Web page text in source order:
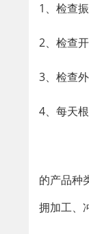
1、检查振
2、检查开
3、检查
4、每天
的产品种
拥加工、